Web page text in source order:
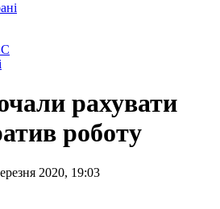
рахувати
роботу
2020, 19:03